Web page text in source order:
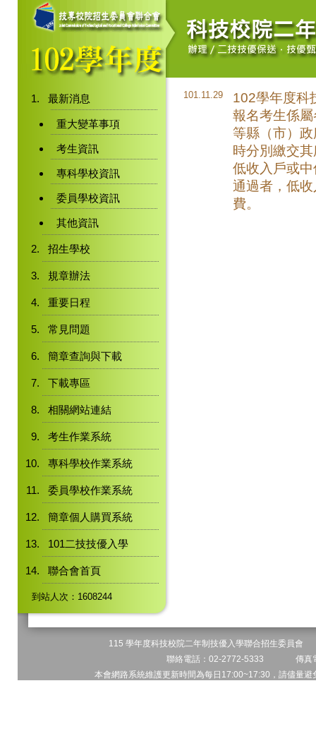
最新消息
重大變革事項
考生資訊
專科學校資訊
委員學校資訊
其他資訊
招生學校
規章辦法
重要日程
常見問題
簡章查詢與下載
下載專區
相關網站連結
考生作業系統
專科學校作業系統
委員學校作業系統
簡章個人購買系統
101二技技優入學
聯合會首頁
到站人次：1608244
101.11.29
102學年度科
報名考生係
等縣（市）
時分別繳交
低收入戶或
通過者，低
費。
115 學年度科技校院二年制技優入學聯合招生委員
聯絡電話：02-2772-5333 傳
本會網路系統維護更新時間為每日17:00~17:30，請儘量